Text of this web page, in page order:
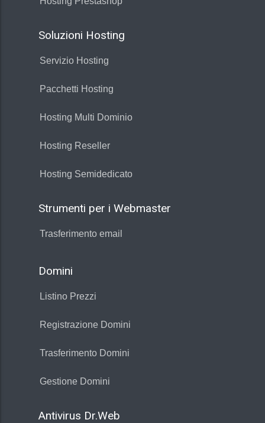
Soluzioni Hosting
Servizio Hosting
Pacchetti Hosting
Hosting Multi Dominio
Hosting Reseller
Hosting Semidedicato
Strumenti per i Webmaster
Trasferimento email
Domini
Listino Prezzi
Registrazione Domini
Trasferimento Domini
Gestione Domini
Antivirus Dr.Web